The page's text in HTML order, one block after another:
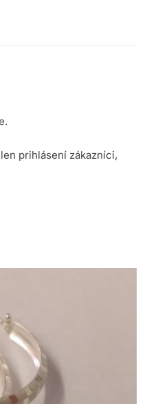
prihlásení zákazníci,